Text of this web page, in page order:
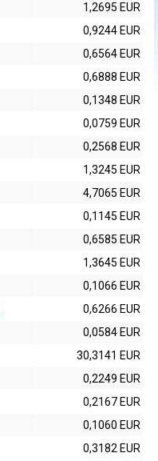
1,2695 EUR
0,9244 EUR
0,6564 EUR
0,6888 EUR
0,1348 EUR
0,0759 EUR
0,2568 EUR
1,3245 EUR
4,7065 EUR
0,1145 EUR
0,6585 EUR
1,3645 EUR
0,1066 EUR
0,6266 EUR
0,0584 EUR
30,3141 EUR
0,2249 EUR
0,2167 EUR
0,1060 EUR
0,3182 EUR